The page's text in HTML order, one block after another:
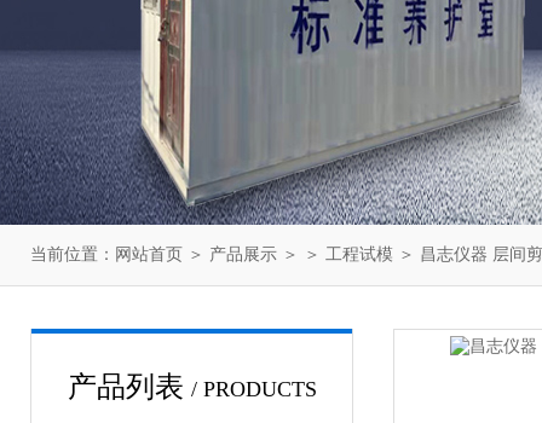
当前位置： 网站首页 ＞ 产品展示 ＞ ＞ 工程试模 ＞ 昌志仪器 层间
产品列表 / PRODUCTS